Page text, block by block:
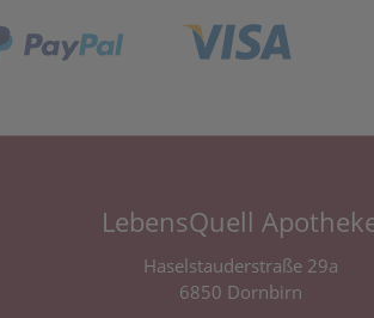
LebensQuell
Haselstauderstraße 29a
6850 Dornbirn